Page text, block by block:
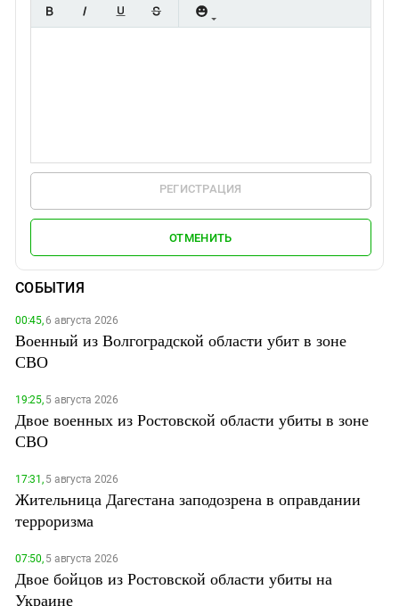
РЕГИСТРАЦИЯ
ОТМЕНИТЬ
СОБЫТИЯ
00:45,6 августа 2026
Военный из Волгоградской области убит в зоне
СВО
19:25,5 августа 2026
Двое военных из Ростовской области убиты в зоне
СВО
17:31,5 августа 2026
Жительница Дагестана заподозрена в оправдании
терроризма
07:50,5 августа 2026
Двое бойцов из Ростовской области убиты на
Украине